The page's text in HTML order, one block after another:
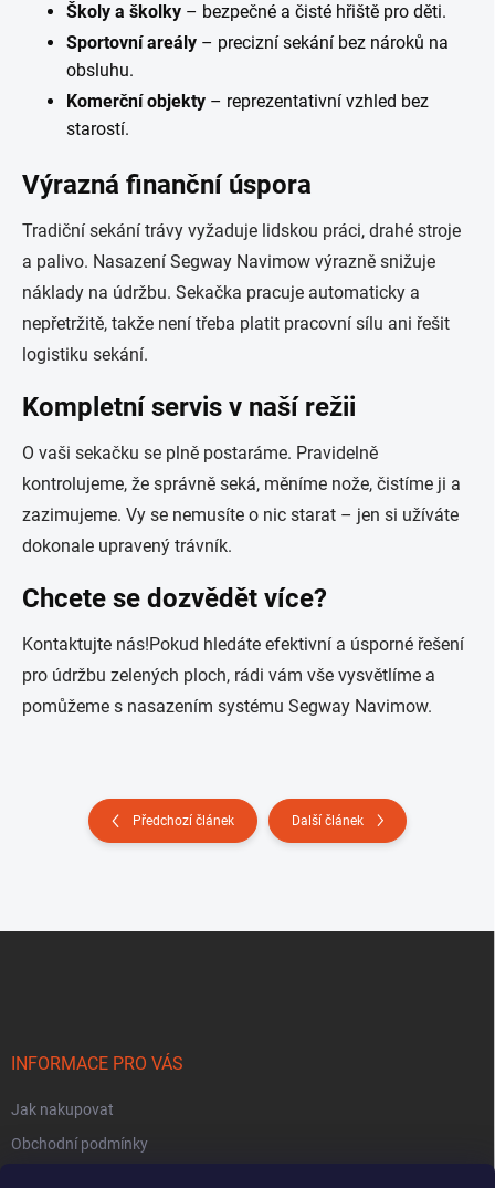
Školy a školky – bezpečné a čisté hřiště pro děti.
Sportovní areály – precizní sekání bez nároků na
obsluhu.
Komerční objekty – reprezentativní vzhled bez
starostí.
Výrazná finanční úspora
Tradiční sekání trávy vyžaduje lidskou práci, drahé stroje
a palivo. Nasazení Segway Navimow výrazně snižuje
náklady na údržbu. Sekačka pracuje automaticky a
nepřetržitě, takže není třeba platit pracovní sílu ani řešit
logistiku sekání.
Kompletní servis v naší režii
O vaši sekačku se plně postaráme. Pravidelně
kontrolujeme, že správně seká, měníme nože, čistíme ji a
zazimujeme. Vy se nemusíte o nic starat – jen si užíváte
dokonale upravený trávník.
Chcete se dozvědět více?
Kontaktujte nás!Pokud hledáte efektivní a úsporné řešení
pro údržbu zelených ploch, rádi vám vše vysvětlíme a
pomůžeme s nasazením systému Segway Navimow.
Předchozí článek Další článek
INFORMACE PRO VÁS
Jak nakupovat
Obchodní podmínky